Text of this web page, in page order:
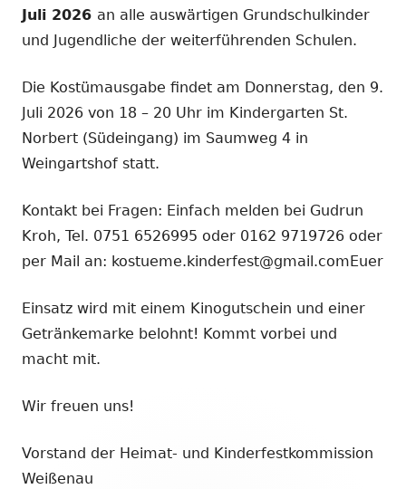
Juli 2026 an alle auswärtigen Grundschulkinder
und Jugendliche der weiterführenden Schulen.
Die Kostümausgabe findet am Donnerstag, den 9.
Juli 2026 von 18 – 20 Uhr im Kindergarten St.
Norbert (Südeingang) im Saumweg 4 in
Weingartshof statt.
Kontakt bei Fragen: Einfach melden bei Gudrun
Kroh, Tel. 0751 6526995 oder 0162 9719726 oder
per Mail an: kostueme.kinderfest@gmail.comEuer
Einsatz wird mit einem Kinogutschein und einer
Getränkemarke belohnt! Kommt vorbei und
macht mit.
Wir freuen uns!
Vorstand der Heimat- und Kinderfestkommission
Weißenau